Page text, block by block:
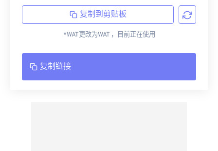
复制到剪贴板
*WAT更改为WAT ，目前正在使用
复制链接